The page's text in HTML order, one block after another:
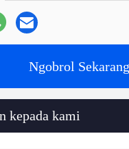
Ngobrol Sekarang
kepada kami